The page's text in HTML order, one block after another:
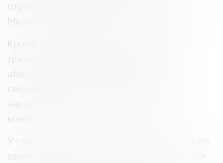
отработки после обучения – 5 лет.
Минимальный не изменится – 3 года.
Кроме того, стороны смогут заключить
договор только после зачисления
абитуриента в вуз, но не позднее 1
сентября. Раньше студент приносил
заключенный договор в приемную
комиссию.
У студента будет право заключить только
один договор – с одним заказчиком и для